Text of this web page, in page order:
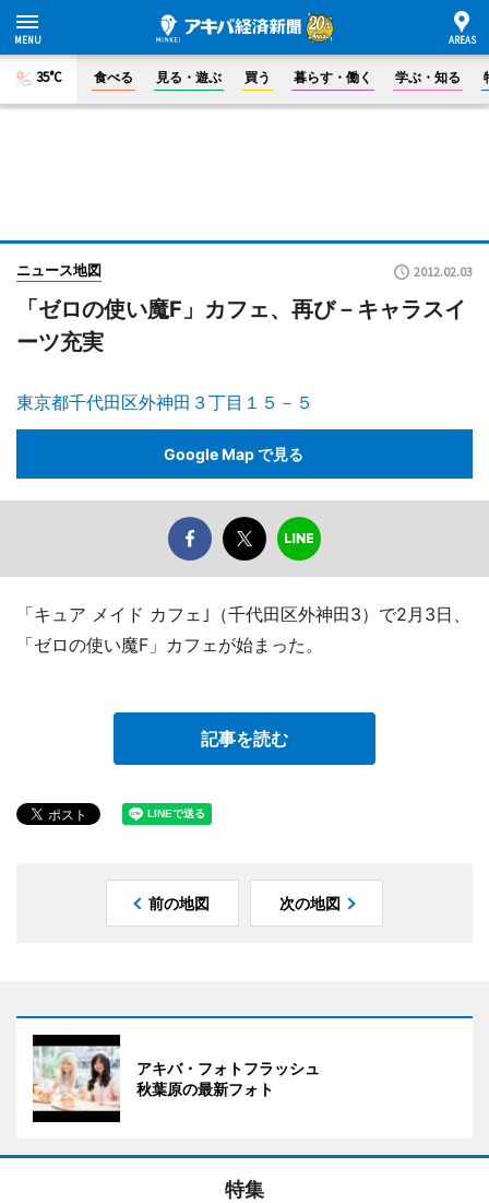
35°C 食べる 見る・遊ぶ 買う 暮らす・働く 学ぶ・知る
ニュース地図 2012.02.03
「ゼロの使い魔F」カフェ、再び－キャラスイ
ーツ充実
東京都千代田区外神田３丁目１５－５
Google Map で見る
「キュア メイド カフェ｣（千代田区外神田3）で2月3日、
「ゼロの使い魔F」カフェが始まった。
記事を読む
前の地図 次の地図
アキバ・フォトフラッシュ
秋葉原の最新フォト
特集